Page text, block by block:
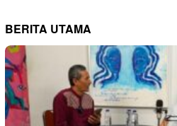
BERITA UTAMA